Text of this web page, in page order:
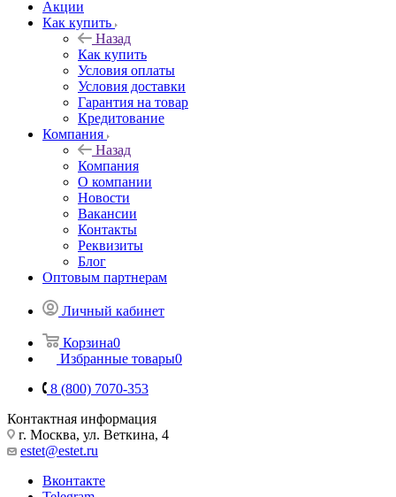
Акции
Как купить
Назад
Как купить
Условия оплаты
Условия доставки
Гарантия на товар
Кредитование
Компания
Назад
Компания
О компании
Новости
Вакансии
Контакты
Реквизиты
Блог
Оптовым партнерам
Личный кабинет
Корзина0
Избранные товары0
8 (800) 7070-353
Контактная информация
г. Москва, ул. Веткина, 4
estet@estet.ru
Вконтакте